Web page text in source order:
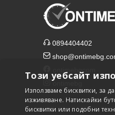
0894404402
ontimebg
Този уебсайт
Използваме бисквитки, за
изживяване. Натискайки
бисквитки или подобни